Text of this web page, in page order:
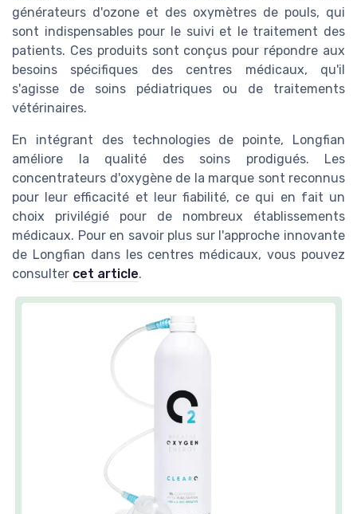
générateurs d'ozone et des oxymètres de pouls, qui
sont indispensables pour le suivi et le traitement des
patients. Ces produits sont conçus pour répondre aux
besoins spécifiques des centres médicaux, qu'il
s'agisse de soins pédiatriques ou de traitements
vétérinaires.
En intégrant des technologies de pointe, Longfian
améliore la qualité des soins prodigués. Les
concentrateurs d'oxygène de la marque sont reconnus
pour leur efficacité et leur fiabilité, ce qui en fait un
choix privilégié pour de nombreux établissements
médicaux. Pour en savoir plus sur l'approche innovante
de Longfian dans les centres médicaux, vous pouvez
consulter cet article.